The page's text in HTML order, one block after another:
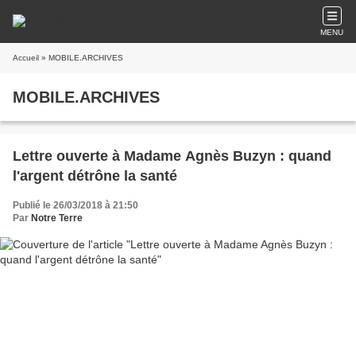
MENU
Accueil » MOBILE.ARCHIVES
MOBILE.ARCHIVES
Lettre ouverte à Madame Agnès Buzyn : quand
l'argent détrône la santé
Publié le 26/03/2018 à 21:50
Par Notre Terre